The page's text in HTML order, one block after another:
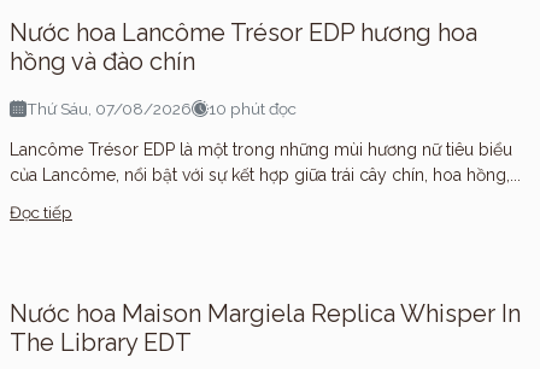
Nước hoa Lancôme Trésor EDP hương hoa
hồng và đào chín
Thứ Sáu, 07/08/2026 10 phút đọc
Lancôme Trésor EDP là một trong những mùi hương nữ tiêu biểu
của Lancôme, nổi bật với sự kết hợp giữa trái cây chín, hoa hồng,...
Đọc tiếp
Nước hoa Maison Margiela Replica Whisper In
The Library EDT